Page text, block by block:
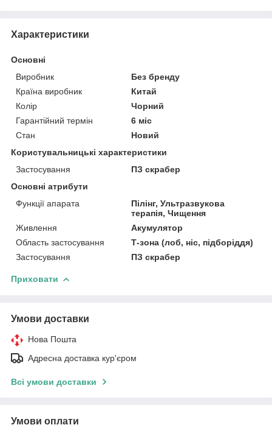
Характеристики
Основні
Виробник
Без бренду
Країна виробник
Китай
Колір
Чорний
Гарантійний термін
6 міс
Стан
Новий
Користувальницькі характеристики
Застосування
ПЗ скрабер
Основні атрибути
Функції апарата
Пілінг, Ультразвукова
терапія, Чищення
Живлення
Акумулятор
Область застосування
Т-зона (лоб, ніс, підборіддя)
Застосування
ПЗ скрабер
Приховати
Умови доставки
Нова Пошта
Адресна доставка кур'єром
Всі умови доставки
Умови оплати